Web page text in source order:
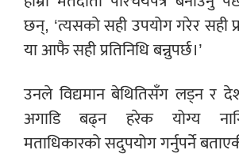
छन्, ‘त्यसको सही उपयोग गरेर सही
या आफै सही प्रतिनिधि बन्नुपर्छ।’
उनले विद्यमान बेथितिसँग लड्न र
अगाडि बढ्न हरेक योग्य
मताधिकारको सदुपयोग गर्नुपर्ने